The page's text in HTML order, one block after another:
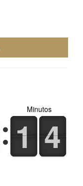
1
1
1
1 4
4
4
4
Minutos